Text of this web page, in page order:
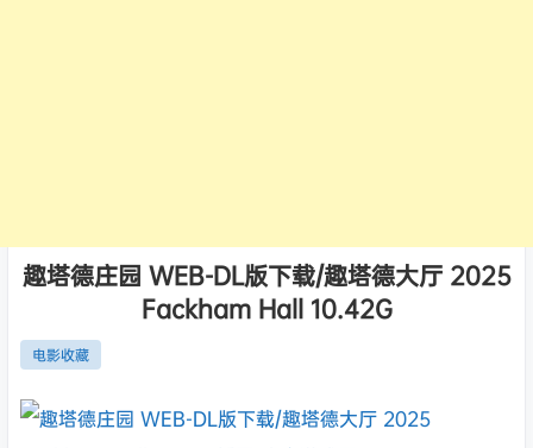
趣塔德庄园 WEB-DL版下载/趣塔德大厅 2025
Fackham Hall 10.42G
电影收藏